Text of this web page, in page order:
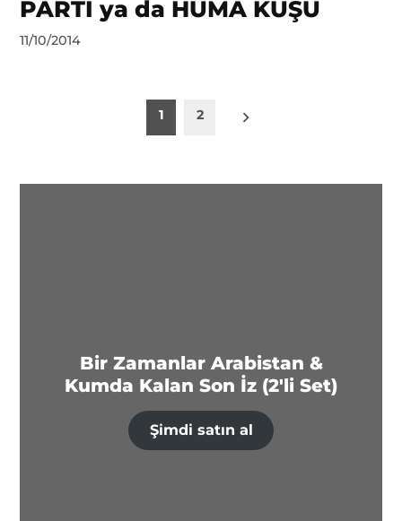
PARTİ ya da HÜMA KUŞU
by
11/10/2014
sayfalaması
1 2
Bir Zamanlar Arabistan &
Kumda Kalan Son İz (2'li Set)
Şimdi satın al